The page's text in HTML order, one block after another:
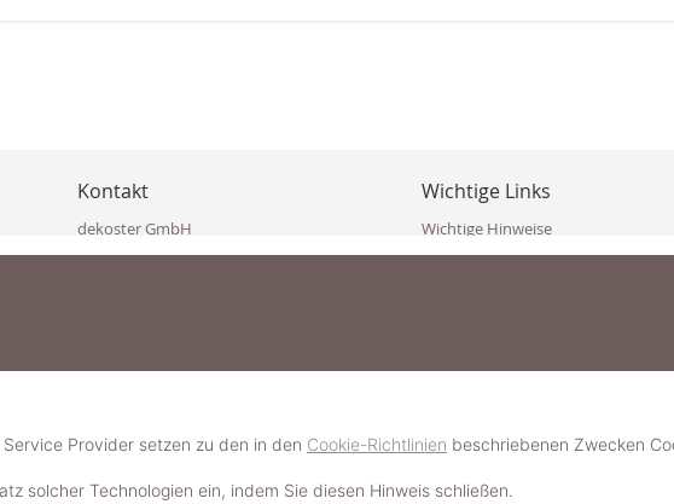
Kontakt
dekoster GmbH
Eisenkappler Str. 10
+43 677 623 47 410 (WhatsApp)
Wichtige Links
Wichtige Hinweise
Häufig gestellte Fragen (FAQ)
Impressum
Schmuckerlebnis / Schmuckparty
Schmuck- & Styleguide werden
Provider setzen zu den in den Cookie-Richtlinien beschriebenen Zwecken
solcher Technologien ein, indem Sie diesen Hinweis schließen.